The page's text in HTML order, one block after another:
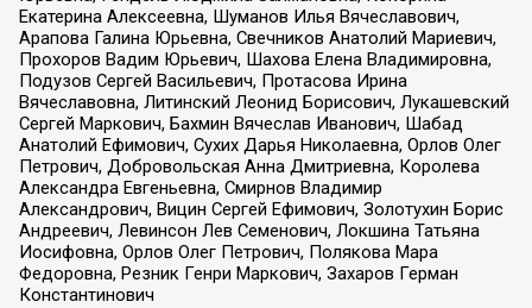
Екатерина Алексеевна, Шуманов Илья Вячеславович,
Арапова Галина Юрьевна, Свечников Анатолий Мариевич,
Прохоров Вадим Юрьевич, Шахова Елена Владимировна,
Подузов Сергей Васильевич, Протасова Ирина
Вячеславовна, Литинский Леонид Борисович, Лукашевский
Сергей Маркович, Бахмин Вячеслав Иванович, Шабад
Анатолий Ефимович, Сухих Дарья Николаевна, Орлов Олег
Петрович, Добровольская Анна Дмитриевна, Королева
Александра Евгеньевна, Смирнов Владимир
Александрович, Вицин Сергей Ефимович, Золотухин Борис
Андреевич, Левинсон Лев Семенович, Локшина Татьяна
Иосифовна, Орлов Олег Петрович, Полякова Мара
Федоровна, Резник Генри Маркович, Захаров Герман
Константинович